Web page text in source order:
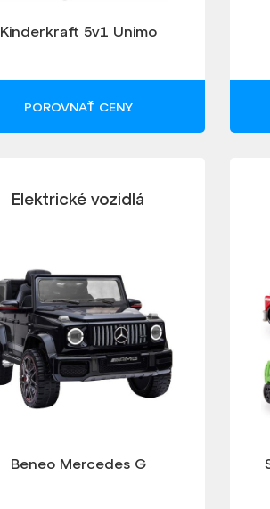
Kinderkraft 5v1 Unimo
POROVNAŤ CENY
Elektrické vozidlá
Beneo Mercedes G